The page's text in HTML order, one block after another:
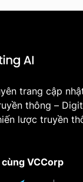
trang cập
thông –
lược truyền
VCCorp